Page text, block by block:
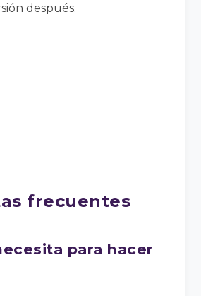
después.
frecuentes
para hacer